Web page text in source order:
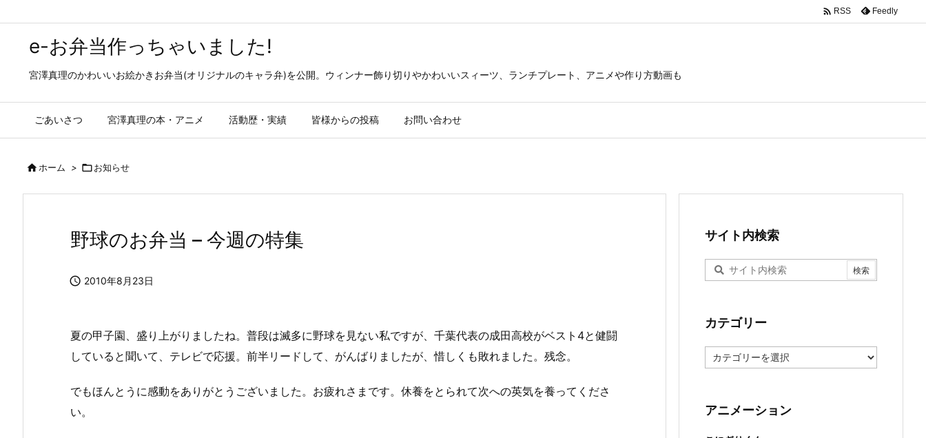
e-お弁当作っちゃいました!
宮澤真理のかわいいお絵かきお弁当(オリジナルのキャラ弁)を公開。ウィンナー飾り切りやかわいいスィーツ、ランチプレート、アニメや作り方動画も
ごあいさつ 宮澤真理の本・アニメ 活動歴・実績 皆様からの投稿 お問い合わせ
 RSS Feedly
ホーム > お知らせ
野球のお弁当 – 今週の特集
 2010年8月23日
夏の甲子園、盛り上がりましたね。普段は滅多に野球を見ない私ですが、千葉代表の成田高校がベスト4と健闘
していると聞いて、テレビで応援。前半リードして、がんばりましたが、惜しくも敗れました。残念。
でもほんとうに感動をありがとうございました。お疲れさまです。休養をとられて次への英気を養ってくださ
い。
サイト内検索
カテゴリー
テ
ー
アニメーション